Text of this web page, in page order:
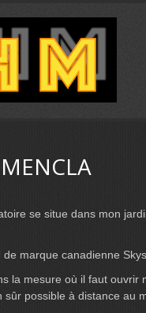
se situe dans mon
marque canadienne
la mesure où il faut
possible à distance au